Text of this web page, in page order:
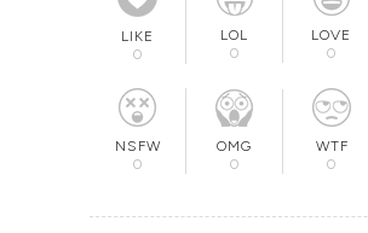
LIKE
0
LOL
0
LOVE
0
NSFW
0
OMG
0
WTF
0